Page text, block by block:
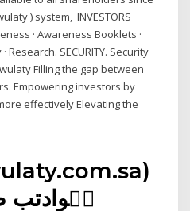
) system, INVESTORS
· Awareness Booklets ·
Research. SECURITY. Security
Filling the gap between
Empowering investors by
effectively Elevating the